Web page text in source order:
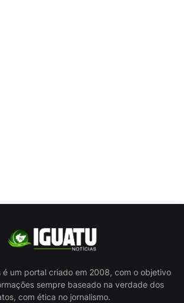
é um portal criado em 2008, com o objetivo
sempre baseado na verdade dos
com ética no jornalismo.